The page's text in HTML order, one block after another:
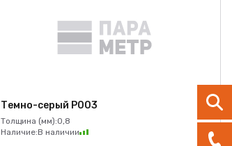
Темно-серый Р003
Толщина (мм):0,8
Наличие:В наличии